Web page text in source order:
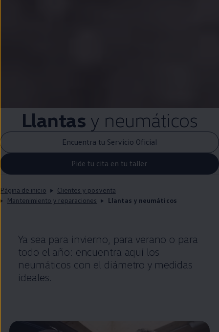
Llantas y neumáticos
Encuentra tu Servicio Oficial
Pide tu cita en tu taller
Página de inicio
Clientes y posventa
Mantenimiento y reparaciones
Llantas y neumáticos
Ya sea para invierno, para verano o para
todo el año: encuentra aquí los
neumáticos con el diámetro y medidas
ideales.